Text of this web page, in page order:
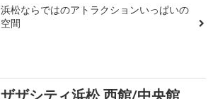
浜松ならではのアトラクションいっぱいの
空間
ザザシティ浜松 西館/中央館